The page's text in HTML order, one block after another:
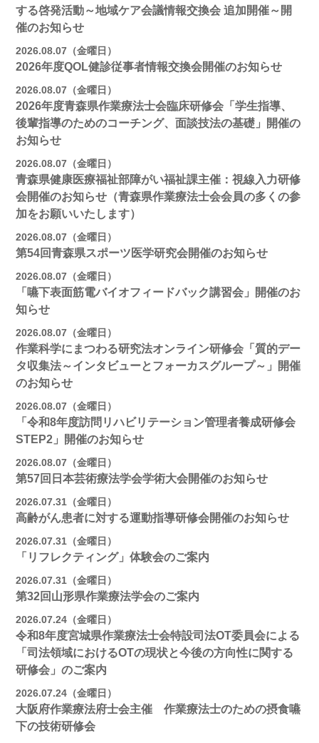
する啓発活動～地域ケア会議情報交換会 追加開催～開
催のお知らせ
2026.08.07（金曜日）
2026年度QOL健診従事者情報交換会開催のお知らせ
2026.08.07（金曜日）
2026年度青森県作業療法士会臨床研修会「学生指導、
後輩指導のためのコーチング、面談技法の基礎」開催の
お知らせ
2026.08.07（金曜日）
青森県健康医療福祉部障がい福祉課主催：視線入力研修
会開催のお知らせ（青森県作業療法士会会員の多くの参
加をお願いいたします）
2026.08.07（金曜日）
第54回青森県スポーツ医学研究会開催のお知らせ
2026.08.07（金曜日）
「嚥下表面筋電バイオフィードバック講習会」開催のお
知らせ
2026.08.07（金曜日）
作業科学にまつわる研究法オンライン研修会「質的デー
タ収集法～インタビューとフォーカスグループ～」開催
のお知らせ
2026.08.07（金曜日）
「令和8年度訪問リハビリテーション管理者養成研修会
STEP2」開催のお知らせ
2026.08.07（金曜日）
第57回日本芸術療法学会学術大会開催のお知らせ
2026.07.31（金曜日）
高齢がん患者に対する運動指導研修会開催のお知らせ
2026.07.31（金曜日）
「リフレクティング」体験会のご案内
2026.07.31（金曜日）
第32回山形県作業療法学会のご案内
2026.07.24（金曜日）
令和8年度宮城県作業療法士会特設司法OT委員会による
「司法領域におけるOTの現状と今後の方向性に関する
研修会」のご案内
2026.07.24（金曜日）
大阪府作業療法府士会主催 作業療法士のための摂食嚥
下の技術研修会